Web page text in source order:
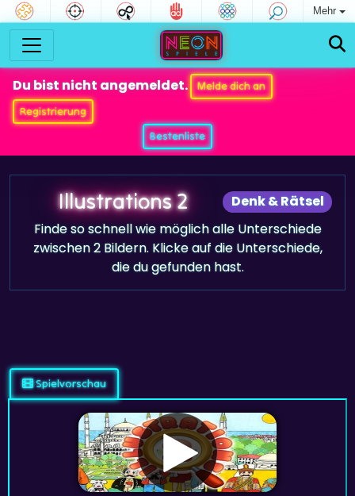
Mehr
Du bist nicht angemeldet.
Melde dich an
Registrierung
Bestenliste
Denk & Rätsel
Illustrations 2
Finde so schnell wie möglich alle Unterschiede
zwischen 2 Bildern. Klicke auf die Unterschiede,
die du gefunden hast.
Spielvorschau